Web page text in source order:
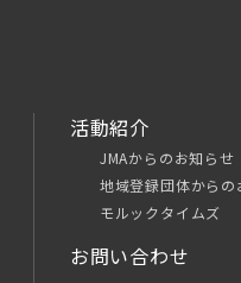
活動紹介
JMAからのお知らせ
地域登録団体からの
モルックタイムズ
お問い合わせ